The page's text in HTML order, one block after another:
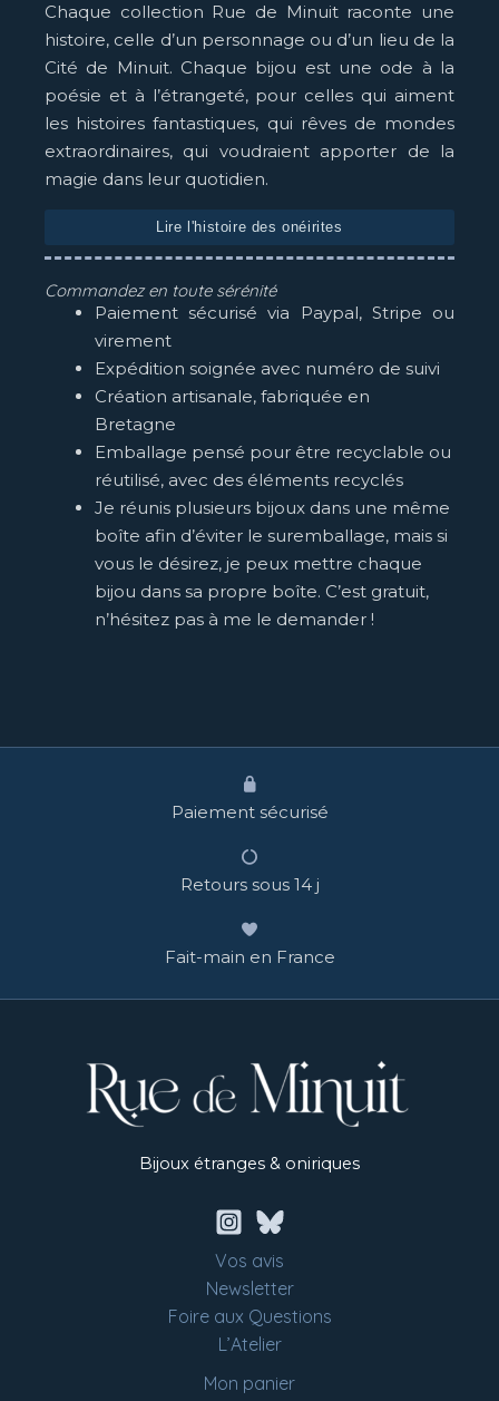
Chaque collection Rue de Minuit raconte une
histoire, celle d’un personnage ou d’un lieu de la
Cité de Minuit. Chaque bijou est une ode à la
poésie et à l’étrangeté, pour celles qui aiment
les histoires fantastiques, qui rêves de mondes
extraordinaires, qui voudraient apporter de la
magie dans leur quotidien.
Lire l'histoire des onéirites
Commandez en toute sérénité
Paiement sécurisé via Paypal, Stripe ou
virement
Expédition soignée avec numéro de suivi
Création artisanale, fabriquée en
Bretagne
Emballage pensé pour être recyclable ou
réutilisé, avec des éléments recyclés
Je réunis plusieurs bijoux dans une même
boîte afin d’éviter le suremballage, mais si
vous le désirez, je peux mettre chaque
bijou dans sa propre boîte. C’est gratuit,
n’hésitez pas à me le demander !
Paiement sécurisé
Retours sous 14 j
Fait-main en France
Bijoux étranges & oniriques
Vos avis
Newsletter
Foire aux Questions
L’Atelier
Mon panier